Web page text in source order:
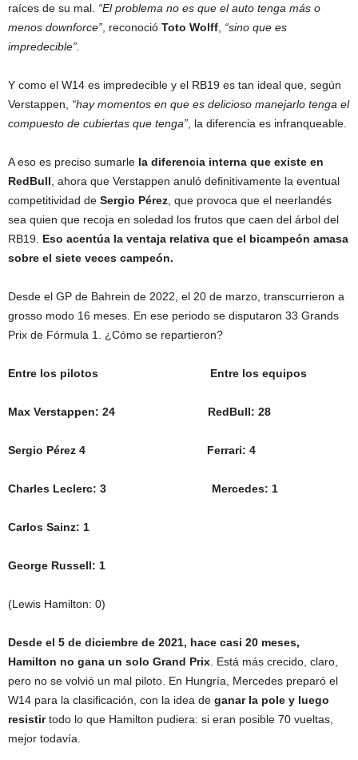
raíces de su mal. “El problema no es que el auto tenga más o
menos downforce” , reconoció Toto Wolff “sino que es
impredecible”.
Y como el W14 es impredecible y el RB19 es tan ideal que, según
Verstappen, “hay momentos en que es delicioso manejarlo tenga el
compuesto de cubiertas que tenga” , la diferencia es infranqueable.
A eso es preciso sumarle la diferencia interna que existe en
RedBull , ahora que Verstappen anuló definitivamente la eventual
competitividad de Sergio Pérez , que provoca que el neerlandés
sea quien que recoja en soledad los frutos que caen del árbol del
RB19. Eso acentúa la ventaja relativa que el bicampeón amasa
sobre el siete veces campeón.
Desde el GP de Bahrein de 2022, el 20 de marzo, transcurrieron a
grosso modo 16 meses. En ese periodo se disputaron 33 Grands
Prix de Fórmula 1. ¿Cómo se repartieron?
Entre los pilotos Entre los equipos
Max Verstappen: 24 RedBull: 28
Sergio Pérez 4 Ferrari: 4
Charles Leclerc: 3 Mercedes: 1
Carlos Sainz: 1
George Russell: 1
(Lewis Hamilton: 0)
Desde el 5 de diciembre de 2021, hace casi 20 meses,
Hamilton no gana un solo Grand Prix . Está más crecido, claro,
pero no se volvió un mal piloto. En Hungría, Mercedes preparó el
W14 para la clasificación, con la idea de ganar la pole y luego
resistirtodo lo que Hamilton pudiera: si eran posible 70 vueltas,
mejor todavía.